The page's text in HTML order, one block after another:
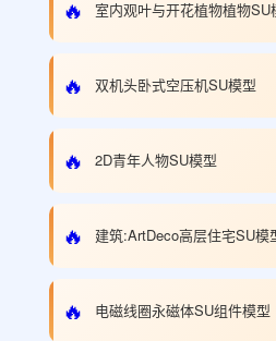
🔥 室内观叶与开花植物植物SU
🔥 双机头卧式空压机SU模型
🔥 2D青年人物SU模型
🔥 建筑:ArtDeco高层住宅SU模
🔥 电磁线圈永磁体SU组件模型